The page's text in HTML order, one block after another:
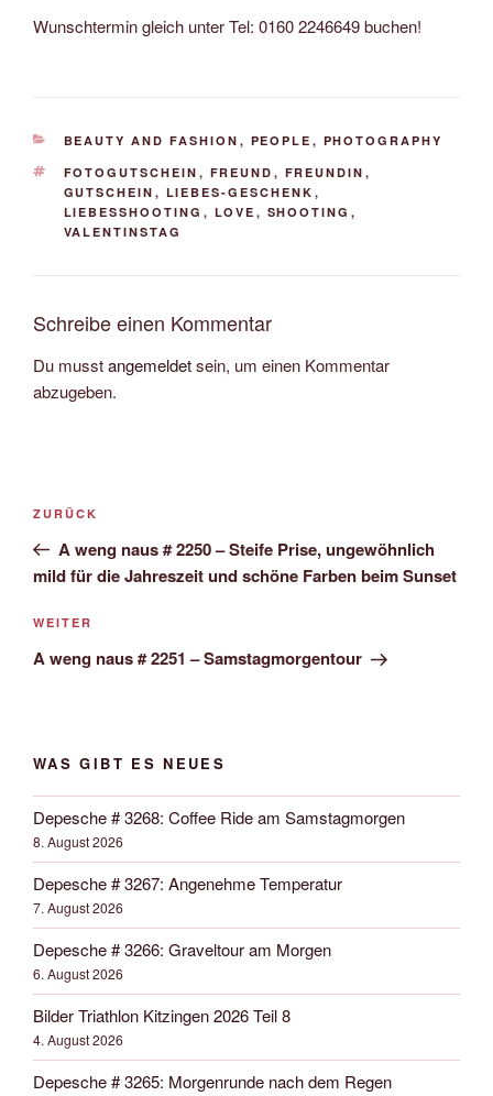
Wunschtermin gleich unter Tel: 0160 2246649 buchen!
KATEGORIEN
BEAUTY AND FASHION , PEOPLE , PHOTOGRAPHY
SCHLAGWÖRTER
FOTOGUTSCHEIN , FREUND , FREUNDIN ,
GUTSCHEIN , LIEBES-GESCHENK ,
LIEBESSHOOTING , LOVE , SHOOTING ,
VALENTINSTAG
Schreibe einen Kommentar
Du musstangemeldetsein, um einen Kommentar
abzugeben.
Beitrags-
Vorheriger
Beitrag
ZURÜCK
A weng naus # 2250 – Steife Prise, ungewöhnlich
mild für die Jahreszeit und schöne Farben beim Sunset
Nächster
Beitrag
WEITER
A weng naus # 2251 – Samstagmorgentour
WAS GIBT ES NEUES
Depesche # 3268: Coffee Ride am Samstagmorgen
8. August 2026
Depesche # 3267: Angenehme Temperatur
7. August 2026
Depesche # 3266: Graveltour am Morgen
6. August 2026
Bilder Triathlon Kitzingen 2026 Teil 8
4. August 2026
Depesche # 3265: Morgenrunde nach dem Regen